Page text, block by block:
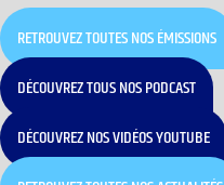
RETROUVEZ TOUTES NOS ÉMISSIONS
DÉCOUVREZ TOUS NOS PODCAST
DÉCOUVREZ NOS VIDÉOS YOUTUBE